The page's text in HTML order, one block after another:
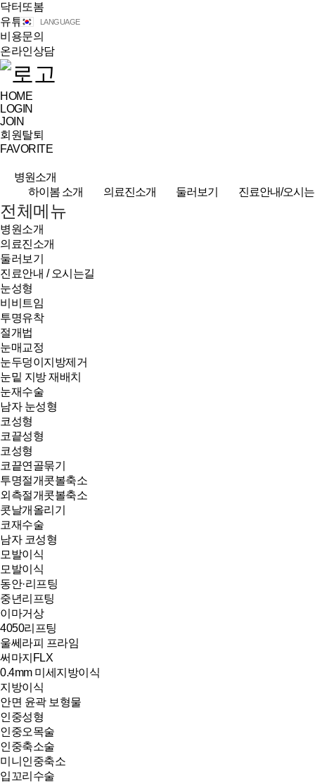
닥터또봄
유튜브
비용문의
온라인상담
LANGUAGE
HOME
LOGIN
JOIN
회원탈퇴
FAVORITE
병원소개
하이봄 소개
의료진소개 둘러보기 진료안내/오시
전체메뉴
병원소개
의료진소개
둘러보기
진료안내 / 오시는길
눈성형
비비트임
투명유착
절개법
눈매교정
눈두덩이지방제거
눈밑 지방 재배치
눈재수술
남자 눈성형
코성형
코끝성형
코성형
코끝연골묶기
투명절개콧볼축소
외측절개콧볼축소
콧날개올리기
코재수술
남자 코성형
모발이식
모발이식
동안·리프팅
중년리프팅
이마거상
4050리프팅
울쎄라피 프라임
써마지FLX
0.4mm 미세지방이식
지방이식
안면 윤곽 보형물
인중성형
인중오목술
인중축소술
미니인중축소
입꼬리수술